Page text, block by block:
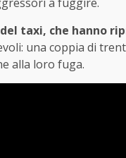
taxi, che hanno
una coppia di
alla loro fuga.